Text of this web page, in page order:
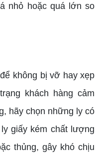
nhỏ hoặc quá lớn so
không bị vỡ hay xẹp
khách hàng cảm
hãy chọn những ly có
giấy kém chất lượng
thủng, gây khó chịu